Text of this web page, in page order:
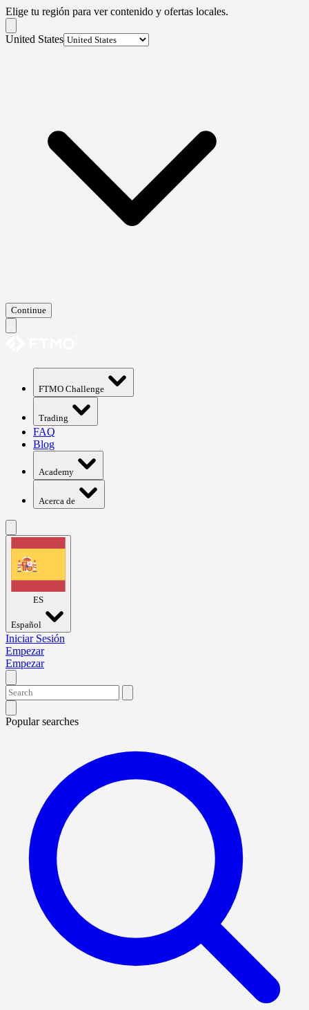
Elige tu región para ver contenido y ofertas locales.
United States
Continue
FTMO Challenge
Trading
FAQ
Blog
Academy
Acerca de
ES
Español
Iniciar Sesión
Empezar
Empezar
Popular searches